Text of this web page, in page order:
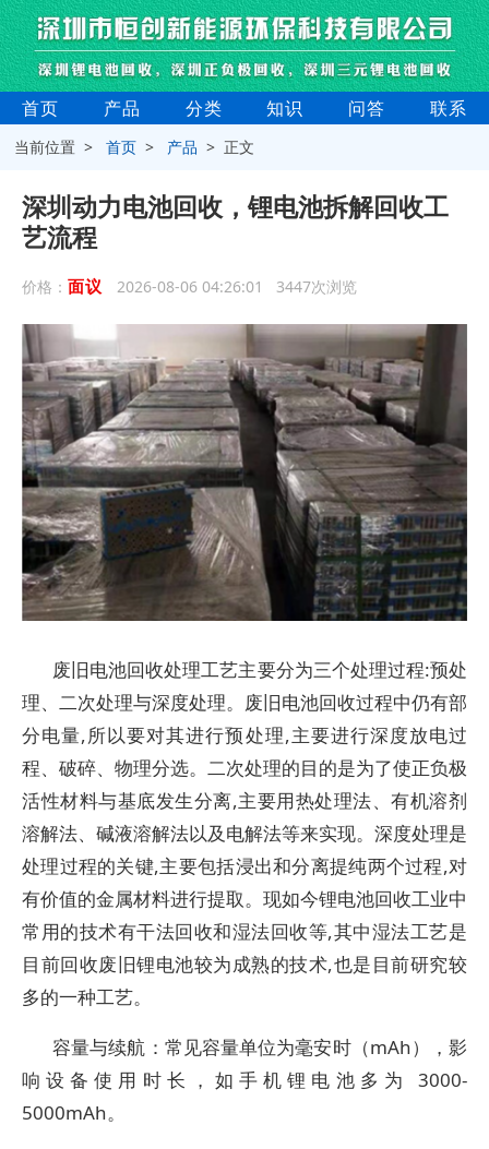
首页 产品 分类 知识 问答 联系
当前位置 >首页 > 产品 > 正文
深圳动力电池回收，锂电池拆解回收工
艺流程
价格： 面议 2026-08-06 04:26:01 3447次浏览
废旧电池回收处理工艺主要分为三个处理过程:预处
理、二次处理与深度处理。废旧电池回收过程中仍有部
分电量,所以要对其进行预处理,主要进行深度放电过
程、破碎、物理分选。二次处理的目的是为了使正负极
活性材料与基底发生分离,主要用热处理法、有机溶剂
溶解法、碱液溶解法以及电解法等来实现。深度处理是
处理过程的关键,主要包括浸出和分离提纯两个过程,对
有价值的金属材料进行提取。现如今锂电池回收工业中
常用的技术有干法回收和湿法回收等,其中湿法工艺是
目前回收废旧锂电池较为成熟的技术,也是目前研究较
多的一种工艺。
容量与续航：常见容量单位为毫安时（mAh），影
响设备使用时长，如手机锂电池多为 3000-
5000mAh。